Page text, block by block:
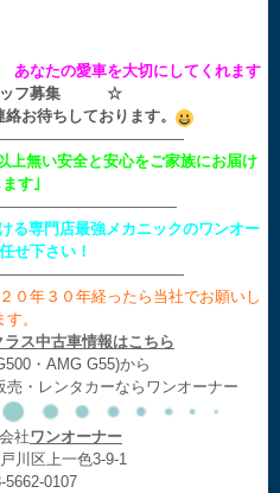
なたの愛車を大切にしてくれます
フ募集 ☆
お待ちしております。
上無い安全と安心をご家族にお届け
ます｣
る専門店最強メカニックのワンオー
せ下さい！
０年３０年経ったら当社でお願いし
す。
ラス中古車情報はこちら
・AMG G55)から
・レンタカーならワンオーナー
社ワンオーナー
川区上一色3-9-1
5662-0107